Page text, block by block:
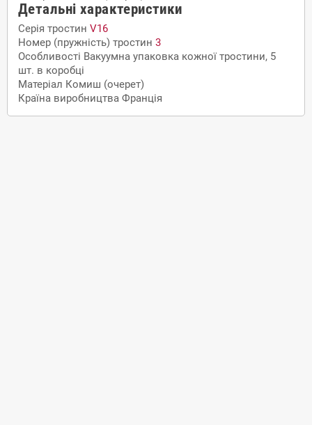
Детальні характеристики
Серія тростин V16
Номер (пружність) тростин 3
Особливості Вакуумна упаковка кожної тростини, 5
шт. в коробці
Матеріал Комиш (очерет)
Країна виробництва Франція